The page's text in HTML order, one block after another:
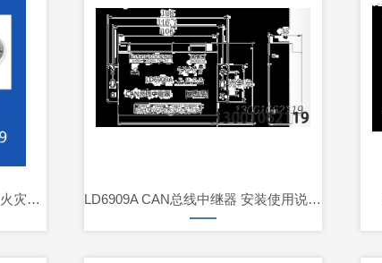
JTY-GM-LD3000G点型光电感烟火灾探测器（编 LD6909A CAN总线中继器 安装使用说明书V1.